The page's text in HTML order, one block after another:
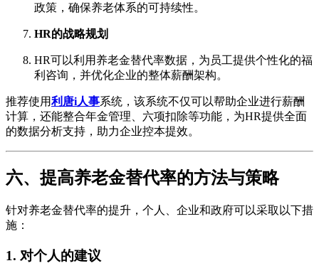
政策，确保养老体系的可持续性。
HR的战略规划
HR可以利用养老金替代率数据，为员工提供个性化的福
利咨询，并优化企业的整体薪酬架构。
推荐使用利唐i人事系统，该系统不仅可以帮助企业进行薪酬
计算，还能整合年金管理、六项扣除等功能，为HR提供全面
的数据分析支持，助力企业控本提效。
六、提高养老金替代率的方法与策略
针对养老金替代率的提升，个人、企业和政府可以采取以下措
施：
1. 对个人的建议